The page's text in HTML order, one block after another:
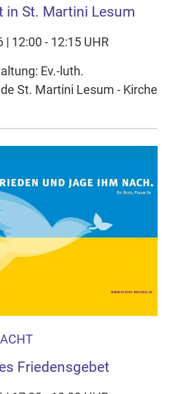
in St. Martini Lesum
| 12:00 - 12:15 UHR
Ev.-luth.
St. Martini Lesum - Kirche
Friedensgebet